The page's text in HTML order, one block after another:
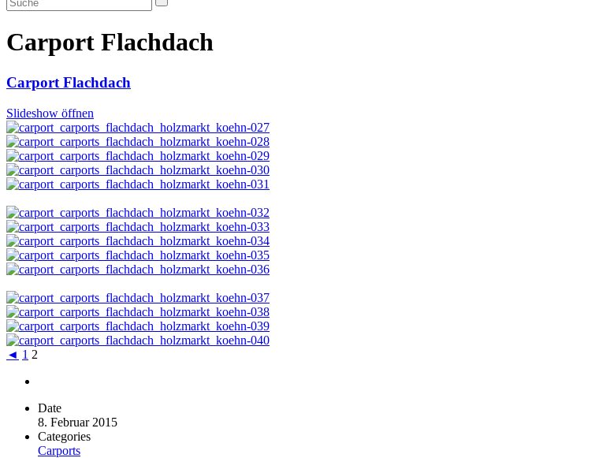
Carport Flachdach
Carport Flachdach
Slideshow öffnen
◄ 1 2
Date
8. Februar 2015
Categories
Carports